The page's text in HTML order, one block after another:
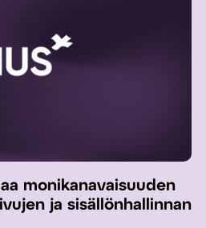
monikanavaisuuden
ja sisällönhallinnan